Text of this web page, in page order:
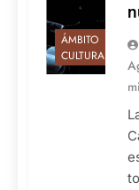
ÁMBITO
CULTURAL